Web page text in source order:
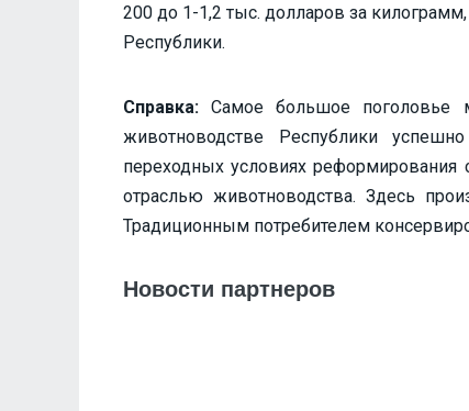
200 до 1-1,2 тыс. долларов за
Республики.
Справка:Самое большое поголовье
животноводстве Республики
переходных условиях реформирования
отраслью животноводства. Здесь
Традиционным потребителем
Новости партнеров